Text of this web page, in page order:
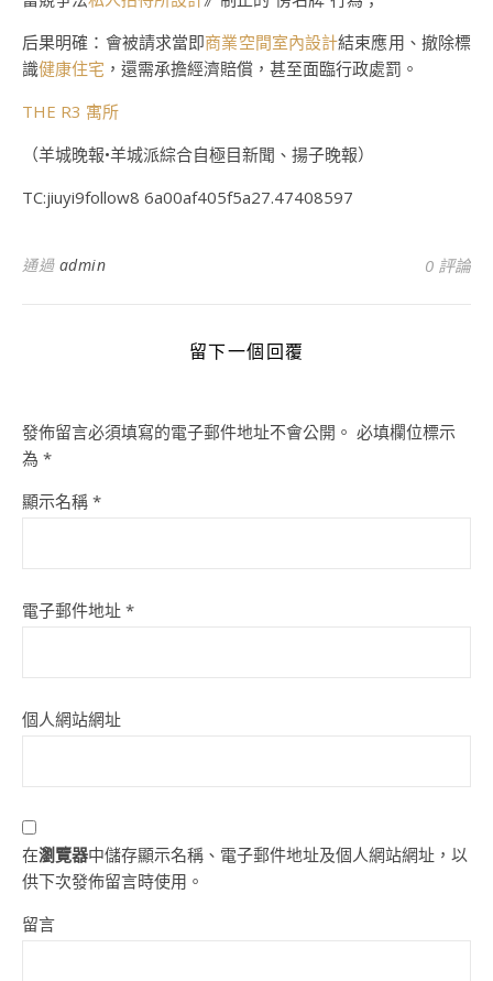
后果明確：會被請求當即商業空間室內設計結束應用、撤除標
識健康住宅 ，還需承擔經濟賠償，甚至面臨行政處罰。
THE R3 寓所
（羊城晚報•羊城派綜合自極目新聞、揚子晚報）
TC:jiuyi9follow8 6a00af405f5a27.47408597
通過 admin 0 評論
留下一個回覆
發佈留言必須填寫的電子郵件地址不會公開。 必填欄位標示
為 *
顯示名稱 *
電子郵件地址 *
個人網站網址
在瀏覽器中儲存顯示名稱、電子郵件地址及個人網站網址，以
供下次發佈留言時使用。
留言